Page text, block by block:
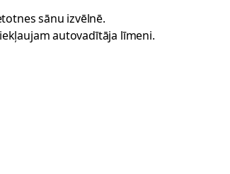
sānu izvēlnē.
autovadītāja līmeni.